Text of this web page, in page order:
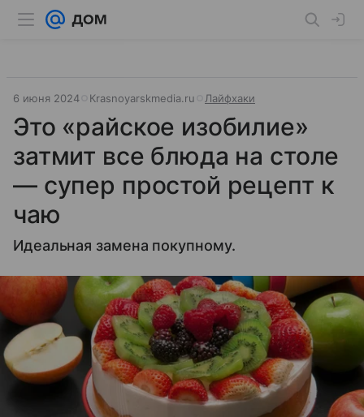
6 июня 2024 Кrasnoyarskmedia.ru Лайфхаки
Это «райское изобилие»
затмит все блюда на столе
— супер простой рецепт к
чаю
Идеальная замена покупному.